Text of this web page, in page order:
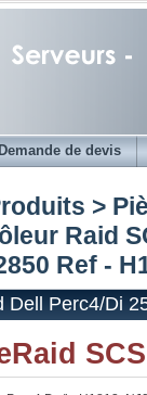
Demande de devis
>
Raid
Ref -
Dell Perc4/Di